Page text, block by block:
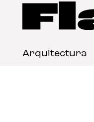
Arquitectura